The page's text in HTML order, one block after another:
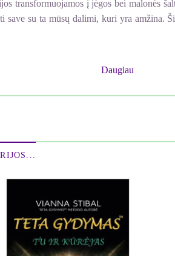
transformuojamos į jėgos bei malonės
su ta mūsų dalimi, kuri yra amžina.
Daugiau